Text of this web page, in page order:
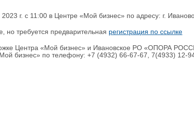
г. с 11:00 в Центре «Мой бизнес» по адресу: г.
но требуется предварительная регистрация по ссылке
Центра «Мой бизнес» и Ивановское РО «ОПОРА
бизнес» по телефону: +7 (4932) 66-67-67, 7(4933) 12-